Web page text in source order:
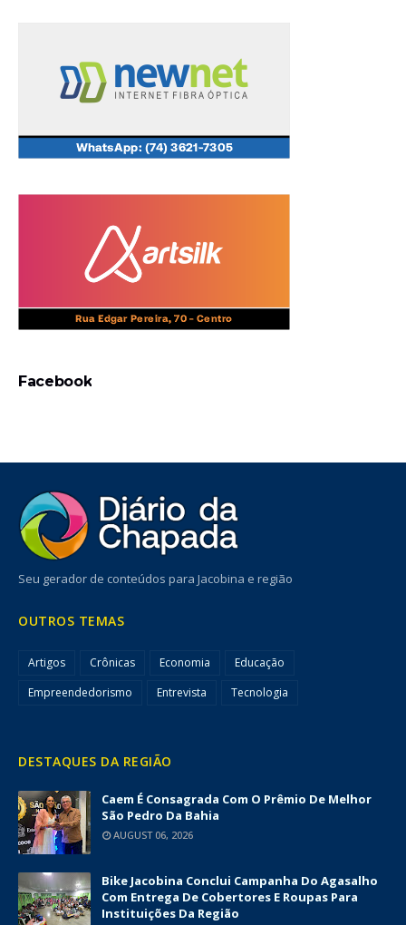
Facebook
Seu gerador de conteúdos para Jacobina e região
OUTROS TEMAS
Artigos Crônicas Economia
Educação
Empreendedorismo
Entrevista Tecnologia
DESTAQUES DA REGIÃO
Caem É Consagrada Com O Prêmio De Melhor
São Pedro Da Bahia
AUGUST 06, 2026
Bike Jacobina Conclui Campanha Do Agasalho
Com Entrega De Cobertores E Roupas Para
Instituições Da Região